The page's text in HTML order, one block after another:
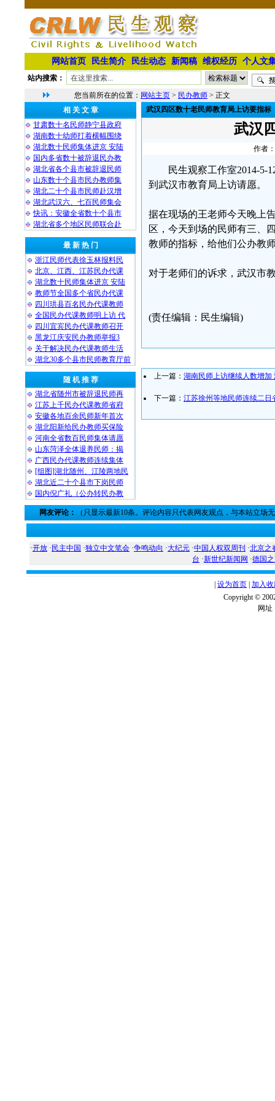
网站首页 民生简介 民生动态 新闻稿 维权经历 个人文
站内搜索：
您当前所在的位置： 网站主页 > 民办教师 > 正文
相 关 文 章
甘肃数十名民师静宁县政府
湖南数十幼师打着横幅围绕
湖北数十民师集体进京 安陆
国内多省数十被辞退民办教
湖北省各个县市被辞退民师
山东数十个县市民办教师集
湖北二十个县市民师赴汉增
湖北武汉六、七百民师集会
快讯：安徽全省数十个县市
湖北省多个地区民师联合赴
最 新 热 门
浙江民师代表徐玉林报料民
北京、江西、江苏民办代课
湖北数十民师集体进京 安陆
教师节全国多个省民办代课
四川珙县百名民办代课教师
全国民办代课教师明上访 代
四川宜宾民办代课教师召开
黑龙江庆安民办教师举报3
关于解决民办代课教师生活
湖北30多个县市民师教育厅前
随 机 推 荐
湖北省随州市被辞退民师再
江苏上千民办代课教师省府
安徽各地百余民师新年首次
湖北阳新给民办教师买保险
河南全省数百民师集体请愿
山东菏泽全体退养民师：揭
广西民办代课教师连续集体
[组图]湖北随州、江陵两地民
湖北近二十个县市下岗民师
国内倪广礼（公办转民办教
武汉四区数十老民师教育局上访要指标
武汉
作者
民生观察工作室2014-5-
到武汉市教育局上访请愿。
据在现场的王老师今天晚上
区，今天到场的民师有三、
教师的指标，给他们公办教
对于老师们的诉求，武汉市
(责任编辑：民生编辑)
上一篇： 湖南民师上访继续人数增加
下一篇： 江苏徐州等地民师连续二日
网友评论： （只显示最新10条。评论内容只代表网友观点，与本站立场
·开放 · 民主中国 ·独立中文笔会 ·争鸣动向 ·大纪元 ·中国人权双周刊 ·北京之
台 ·新世纪新闻网 ·德国
设为首页 加入
Copyright ©
网址